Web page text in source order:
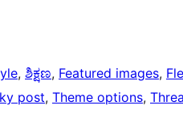
, ಶಿಕ್ಷಣ, Featured images,
post, Theme options,